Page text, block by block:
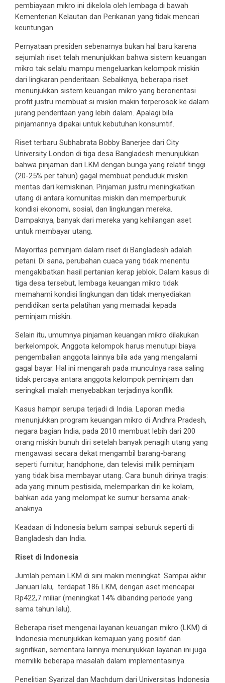
pembiayaan mikro ini dikelola oleh lembaga di bawah
Kementerian Kelautan dan Perikanan yang tidak mencari
keuntungan.
Pernyataan presiden sebenarnya bukan hal baru karena
sejumlah riset telah menunjukkan bahwa sistem keuangan
mikro tak selalu mampu mengeluarkan kelompok miskin
dari lingkaran penderitaan. Sebaliknya, beberapa riset
menunjukkan sistem keuangan mikro yang berorientasi
profit justru membuat si miskin makin terperosok ke dalam
jurang penderitaan yang lebih dalam. Apalagi bila
pinjamannya dipakai untuk kebutuhan konsumtif.
Riset terbaru Subhabrata Bobby Banerjee dari City
University London di tiga desa Bangladesh menunjukkan
bahwa pinjaman dari LKM dengan bunga yang relatif tinggi
(20-25% per tahun) gagal membuat penduduk miskin
mentas dari kemiskinan. Pinjaman justru meningkatkan
utang di antara komunitas miskin dan memperburuk
kondisi ekonomi, sosial, dan lingkungan mereka.
Dampaknya, banyak dari mereka yang kehilangan aset
untuk membayar utang.
Mayoritas peminjam dalam riset di Bangladesh adalah
petani. Di sana, perubahan cuaca yang tidak menentu
mengakibatkan hasil pertanian kerap jeblok. Dalam kasus di
tiga desa tersebut, lembaga keuangan mikro tidak
memahami kondisi lingkungan dan tidak menyediakan
pendidikan serta pelatihan yang memadai kepada
peminjam miskin.
Selain itu, umumnya pinjaman keuangan mikro dilakukan
berkelompok. Anggota kelompok harus menutupi biaya
pengembalian anggota lainnya bila ada yang mengalami
gagal bayar. Hal ini mengarah pada munculnya rasa saling
tidak percaya antara anggota kelompok peminjam dan
seringkali malah menyebabkan terjadinya konflik.
Kasus hampir serupa terjadi di India. Laporan media
menunjukkan program keuangan mikro di Andhra Pradesh,
negara bagian India, pada 2010 membuat lebih dari 200
orang miskin bunuh diri setelah banyak penagih utang yang
mengawasi secara dekat mengambil barang-barang
seperti furnitur, handphone, dan televisi milik peminjam
yang tidak bisa membayar utang. Cara bunuh dirinya tragis:
ada yang minum pestisida, melemparkan diri ke kolam,
bahkan ada yang melompat ke sumur bersama anak-
anaknya.
Keadaan di Indonesia belum sampai seburuk seperti di
Bangladesh dan India.
Riset di Indonesia
Jumlah pemain LKM di sini makin meningkat. Sampai akhir
Januari lalu, terdapat 186 LKM, dengan aset mencapai
Rp422,7 miliar (meningkat 14% dibanding periode yang
sama tahun lalu).
Beberapa riset mengenai layanan keuangan mikro (LKM) di
Indonesia menunjukkan kemajuan yang positif dan
signifikan, sementara lainnya menunjukkan layanan ini juga
memiliki beberapa masalah dalam implementasinya.
Penelitian Syarizal dan Machdum dari Universitas Indonesia